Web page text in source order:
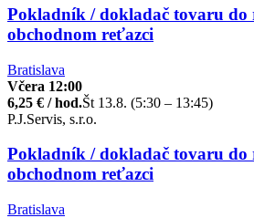
Pokladník / dokladač tovaru do
obchodnom reťazci
Bratislava
Včera 12:00
6,25 € / hod.Št 13.8. (5:30 – 13:45)
P.J.Servis, s.r.o.
Pokladník / dokladač tovaru do
obchodnom reťazci
Bratislava